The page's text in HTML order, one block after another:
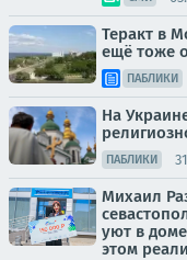
Теракт в
ещё тоже
ПАБЛИКИ
На
ПАБЛИКИ
Михаил
уют в
этом